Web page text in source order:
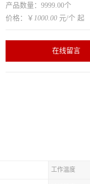
产品数量：9999.00个
价格：￥ 1000.00 元/个 起
在线留言
工作温度